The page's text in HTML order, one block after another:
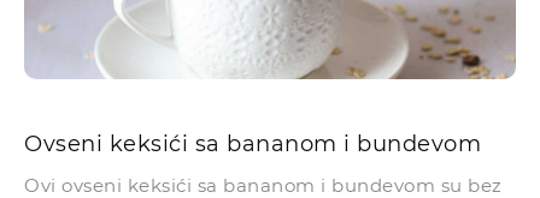
Ovseni keksići sa bananom i bundevom
Ovi ovseni keksići sa bananom i bundevom su bez